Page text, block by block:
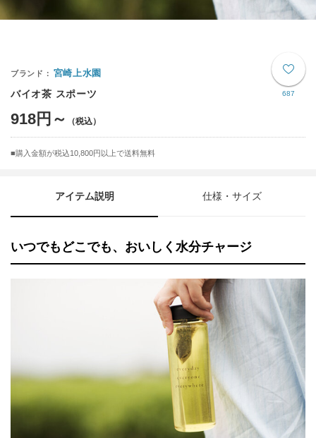
687
宮崎上水園
バイオ茶 スポーツ
918円～
購入金額が税込10,800円以上で送料無料
アイテム説明 仕様・サイズ
いつでもどこでも、おいしく水分チャージ